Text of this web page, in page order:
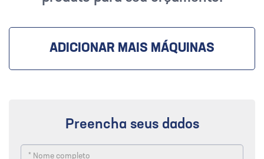
ADICIONAR MAIS MÁQUINAS
Preencha seus dados